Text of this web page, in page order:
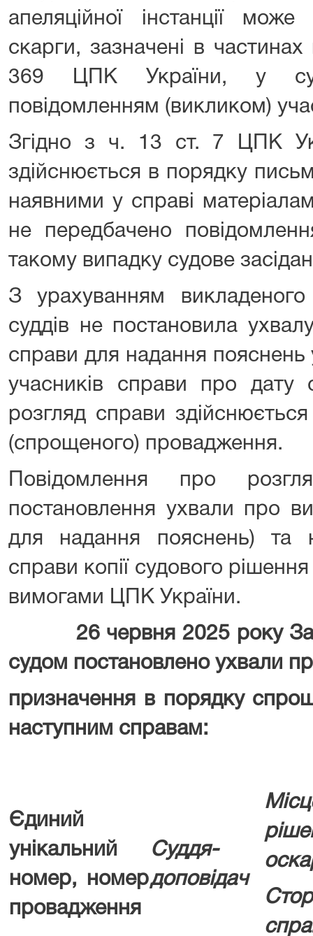
апеляційної інстанції може
скарги, зазначені в частинах
369 ЦПК України, у
повідомленням (викликом)
Згідно з ч. 13 ст. 7 ЦПК
здійснюється в порядку
наявними у справі
не передбачено
такому випадку судове
З урахуванням
суддів не постановила
справи для надання пояснень
учасників справи про дату
розгляд справи
(спрощеного) провадження.
Повідомлення про
постановлення ухвали про
для надання пояснень) та
справи копії судового
вимогами ЦПК України.
26 червня 2025 року
судом постановлено ухвали
призначення в порядку
наступним справам:
Єдиний
унікальний
номер, номер
провадження
Суддя-
доповідач